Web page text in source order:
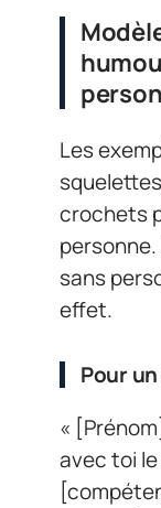
Les
crochets
sans
effet.
Pour
«
avec toi